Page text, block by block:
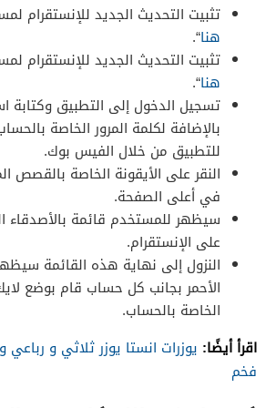
تثبيت التحديث الجديد للإنستقرام
هنا“.
تثبيت التحديث الجديد للإنستقرام
هنا“.
تسجيل الدخول إلى التطبيق وكتابة
بالإضافة لكلمة المرور الخاصة
للتطبيق من خلال الفيس بوك.
النقر على الأيقونة الخاصة بالقصص
في أعلى الصفحة.
سيظهر للمستخدم قائمة بالأصدقاء
على الإنستقرام.
النزول إلى نهاية هذه القائمة
الأحمر بجانب كل حساب قام بوضع
الخاصة بالحساب.
اقرأ أيضًا: يوزرات انستا يوزر ثلاثي و
فخم